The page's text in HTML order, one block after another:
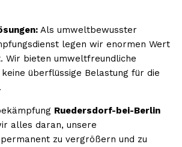
Als umweltbewusster
legen wir enormen Wert
Wir bieten umweltfreundliche
keine überflüssige Belastung für die
Ruedersdorf-bei-Berlin
alles daran, unsere
zu vergrößern und zu